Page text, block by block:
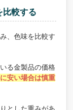
比較する
、色味を比較す
る金製品の価格
安い場合は慎重